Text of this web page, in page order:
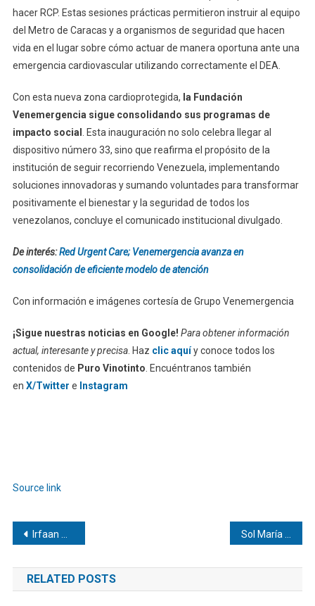
hacer RCP. Estas sesiones prácticas permitieron instruir al equipo
del Metro de Caracas y a organismos de seguridad que hacen
vida en el lugar sobre cómo actuar de manera oportuna ante una
emergencia cardiovascular utilizando correctamente el DEA.
Con esta nueva zona cardioprotegida, la Fundación
Venemergencia sigue consolidando sus programas de
impacto social
. Esta inauguración no solo celebra llegar al
dispositivo número 33, sino que reafirma el propósito de la
institución de seguir recorriendo Venezuela, implementando
soluciones innovadoras y sumando voluntades para transformar
positivamente el bienestar y la seguridad de todos los
venezolanos, concluye el comunicado institucional divulgado.
De interés:Red Urgent Care; Venemergencia avanza en
consolidación de eficiente modelo de atención
Con información e imágenes cortesía de Grupo Venemergencia
¡Sigue nuestras noticias en Google! Para obtener información
actual, interesante y precisa. Haz clic aquíy conoce todos los
contenidos de Puro Vinotinto . Encuéntranos también
en X/Twitter e Instagram
Source link
Navegación
de
entradas
Irfaan Ali afirma que el Esequibo «seguirá siendo guyanés» y no venezolano
RELATED POSTS